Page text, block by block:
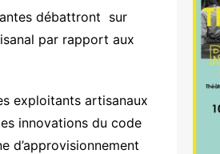
débattront sur
par rapport aux
exploitants artisanaux
innovations du code
d’approvisionnement